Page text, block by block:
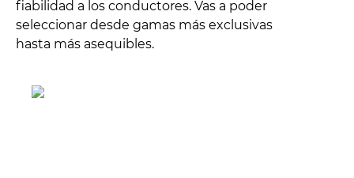
fiabilidad a los conductores. Vas a poder
seleccionar desde gamas más exclusivas
hasta más asequibles.